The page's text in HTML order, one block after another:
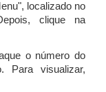
localizado no
clique na
o número do
Para visualizar,